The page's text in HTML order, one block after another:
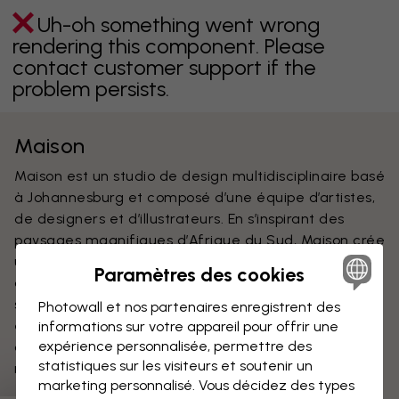
Uh-oh something went wrong
rendering this component. Please
contact customer support if the
problem persists.
Maison
Maison est un studio de design multidisciplinaire basé
à Johannesburg et composé d’une équipe d’artistes,
de designers et d’illustrateurs. En s’inspirant des
paysages magnifiques d’Afrique du Sud, Maison crée
un design délicat qui met l’accent sur les fleurs, les
arbres, les paysages et la nature. Leur devise est la
suivante : « Il faut se perdre dans les détails, il faut
être beau et fonctionnel, il faut s’inspirer du
quotidien et créer de grandes idées et des produits
magnifiques. »
Paramètres des cookies
Photowall et nos partenaires enregistrent des
informations sur votre appareil pour offrir une
expérience personnalisée, permettre des
statistiques sur les visiteurs et soutenir un
marketing personnalisé. Vous décidez des types